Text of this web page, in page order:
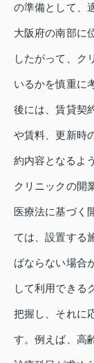
の準備として、
大阪府の南部に
したがって、ク
いるかを慎重に
後には、賃貸契
や賃料、更新時
約内容となるよ
クリニックの開
医療法に基づく
ては、設置する
ばならない場合
して利用できる
把握し、それに
す。例えば、高